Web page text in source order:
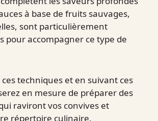
à base de fruits sauvages,
sont particulièrement
pour accompagner ce type de
techniques et en suivant ces
en mesure de préparer des
raviront vos convives et
répertoire culinaire.